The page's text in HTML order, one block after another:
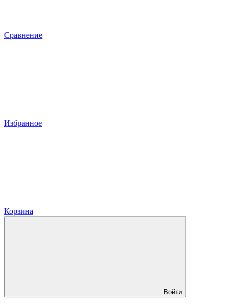
Сравнение
Избранное
Корзина
Войти